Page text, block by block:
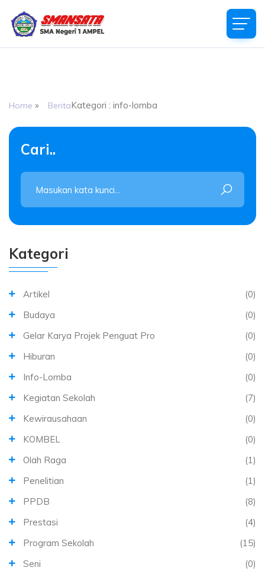
Home » BeritaKategori : info-lomba
Cari..
Kategori
Artikel
(0)
Budaya
(0)
Gelar Karya Projek Penguat Pro
(0)
Hiburan
(0)
Info-Lomba
(0)
Kegiatan Sekolah
(7)
Kewirausahaan
(0)
KOMBEL
(0)
Olah Raga
(1)
Penelitian
(1)
PPDB
(8)
Prestasi
(4)
Program Sekolah
(15)
Seni
(0)